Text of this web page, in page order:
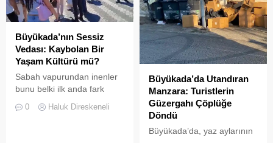
Büyükada’nın Sessiz
Vedası: Kaybolan Bir
Yaşam Kültürü mü?
Sabah vapurundan inenler
bunu belki ilk anda fark
Büyükada’yı elli, altmış yıldır
0 Haluk Direskeneli
Büyükada’da Utandıran
Manzara: Turistlerin
Güzergahı Çöplüğe
Döndü
Büyükada’da, yaz aylarının